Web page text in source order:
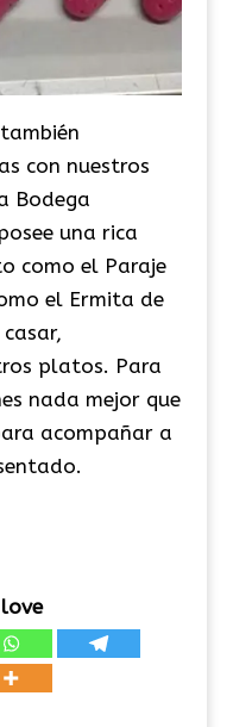
con nuestros
Bodega
una rica
como el Paraje
el Ermita de
platos. Para
nada mejor que
acompañar a